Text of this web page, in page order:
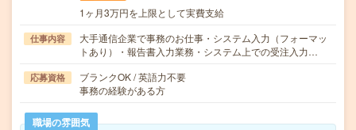
1ヶ月3万円を上限として実費支給
仕事内容
大手通信企業で事務のお仕事・システム入力（フォーマッ
トあり）・報告書入力業務・システム上での受注入力…
応募資格
ブランクOK / 英語力不要
事務の経験がある方
職場の雰囲気